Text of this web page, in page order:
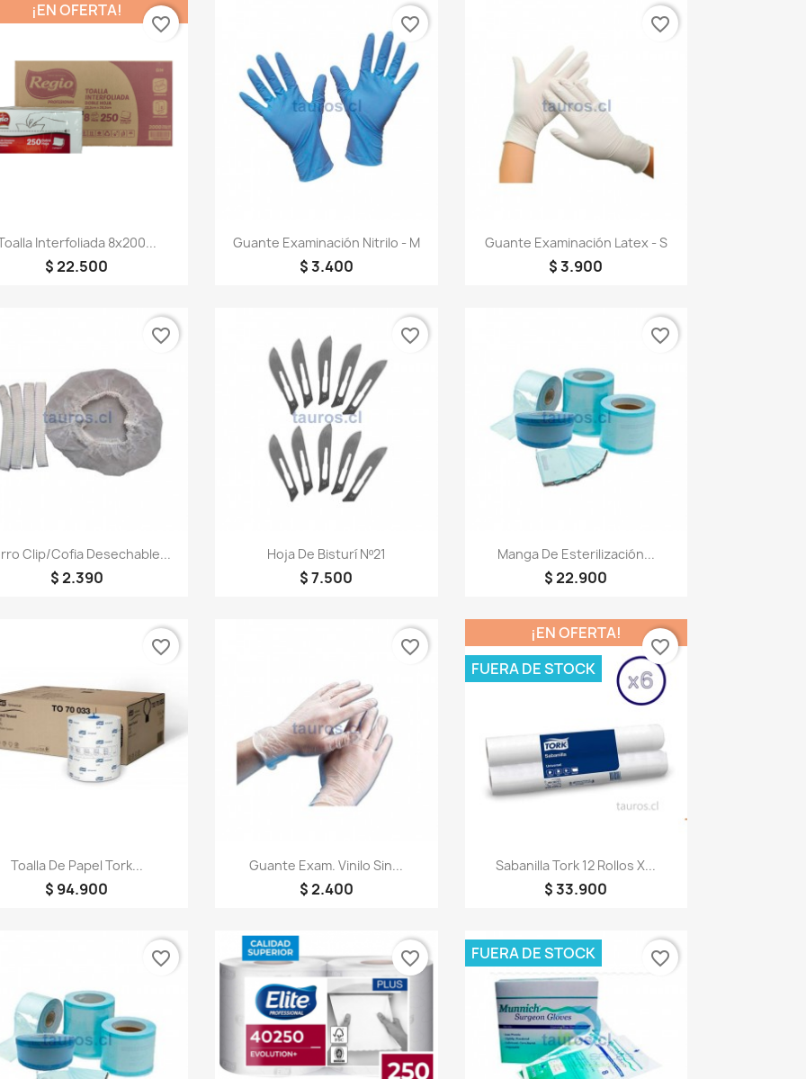
Vista rápida
Interfoliada 8x200...
$ 22.500
¡EN OFERTA!
favorite_border
Vista rápida
Guante Examinación Nitrilo - M
$ 3.400
favorite_border
Vista rápida
Guante Examinación Latex - S
$ 3.900
favorite_border
Vista rápida
Clip/Cofia Desechable...
$ 2.390
favorite_border
Vista rápida
Hoja De Bisturí Nº21
$ 7.500
favorite_border
Vista rápida
Manga De Esterilización...
$ 22.900
favorite_border
 Vista rápida
Toalla De Papel Tork...
$ 94.900
favorite_border
Vista rápida
Guante Exam. Vinilo Sin...
$ 2.400
favorite_border
Vista rápida
Sabanilla Tork 12 Rollos X...
$ 33.900
¡EN OFERTA!
FUERA DE STOCK
favorite_border
favorite_border favorite_border FUERA DE STOCK favorite_border